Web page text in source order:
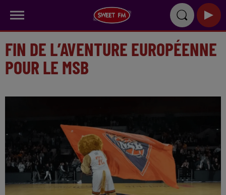
FIN DE L’AVENTURE EUROPÉENNE
POUR LE MSB